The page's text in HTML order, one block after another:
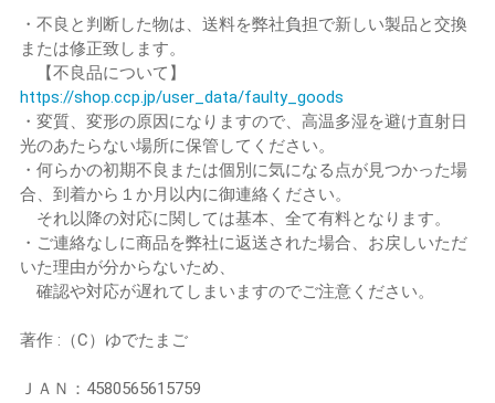
・不良と判断した物は、送料を弊社負担で新しい製品と交換
または修正致します。
【不良品について】
https://shop.ccp.jp/user_data/faulty_goods
・変質、変形の原因になりますので、高温多湿を避け直射日
光のあたらない場所に保管してください。
・何らかの初期不良または個別に気になる点が見つかった場
合、到着から１か月以内に御連絡ください。
それ以降の対応に関しては基本、全て有料となります。
・ご連絡なしに商品を弊社に返送された場合、お戻しいただ
いた理由が分からないため、
確認や対応が遅れてしまいますのでご注意ください。
著作 :（C）ゆでたまご
ＪＡＮ：4580565615759